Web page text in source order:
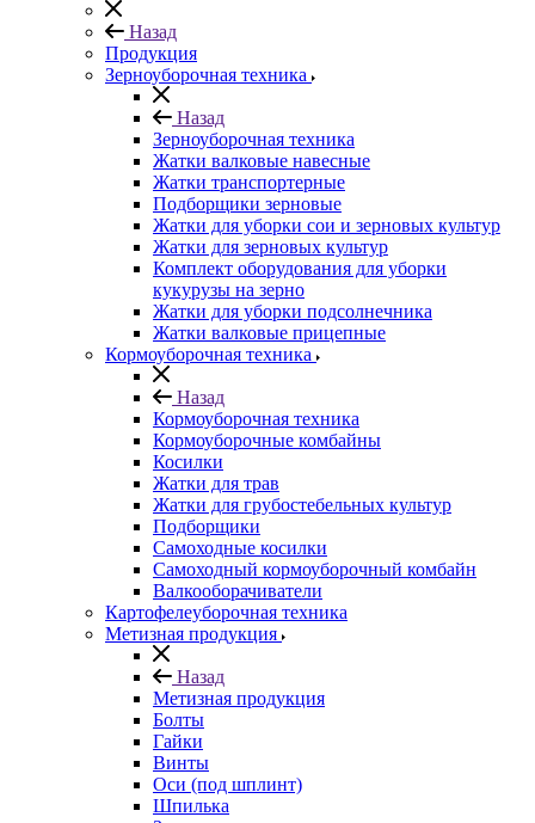
Назад
Продукция
Зерноуборочная техника
Назад
Зерноуборочная техника
Жатки валковые навесные
Жатки транспортерные
Подборщики зерновые
Жатки для уборки сои и зерновых культур
Жатки для зерновых культур
Комплект оборудования для уборки
кукурузы на зерно
Жатки для уборки подсолнечника
Жатки валковые прицепные
Кормоуборочная техника
Назад
Кормоуборочная техника
Кормоуборочные комбайны
Косилки
Жатки для трав
Жатки для грубостебельных культур
Подборщики
Самоходные косилки
Самоходный кормоуборочный комбайн
Валкооборачиватели
Картофелеуборочная техника
Метизная продукция
Назад
Метизная продукция
Болты
Гайки
Винты
Оси (под шплинт)
Шпилька